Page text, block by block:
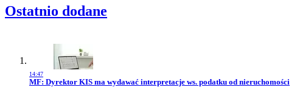
Ostatnio dodane
14:47
Przejdź do artykułu:
MF: Dyrektor KIS ma wydawać interpretacje ws. podatku od nieruchomości